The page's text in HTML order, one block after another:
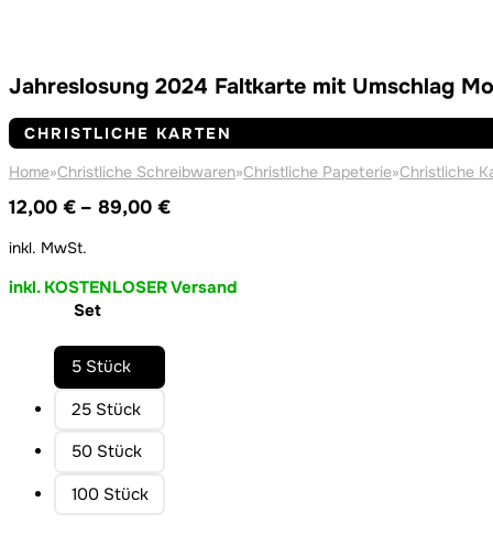
Jahreslosung 2024 Faltkarte mit Umschlag
CHRISTLICHE KARTEN
Home»Christliche Schreibwaren»Christliche Papeterie»Christliche
12,00 € – 89,00 €Preisspanne:
89,00 €
inkl. MwSt.
inkl. KOSTENLOSER Versand
Set
5 Stück
25 Stück
50 Stück
100 Stück